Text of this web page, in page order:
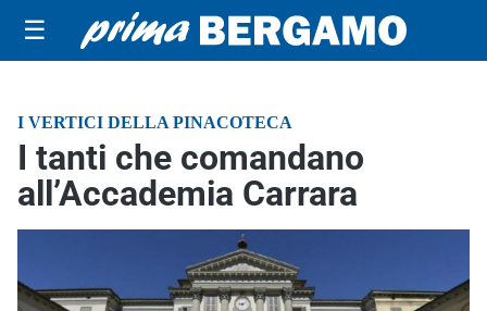
☰
I VERTICI DELLA PINACOTECA
I tanti che comandano
all’Accademia Carrara